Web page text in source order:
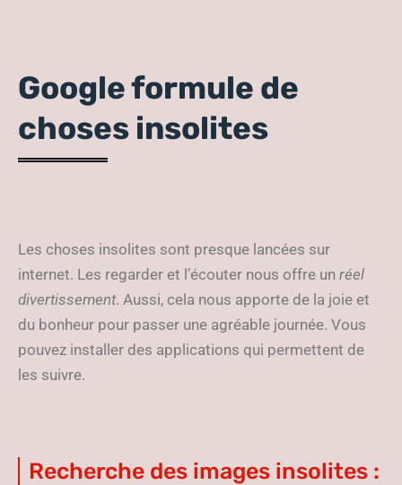
Google formule de
choses insolites
Les choses insolites sont presque lancées sur
internet. Les regarder et l’écouter nous offre un réel
divertissement. Aussi, cela nous apporte de la joie et
du bonheur pour passer une agréable journée. Vous
pouvez installer des applications qui permettent de
les suivre.
Recherche des images insolites :